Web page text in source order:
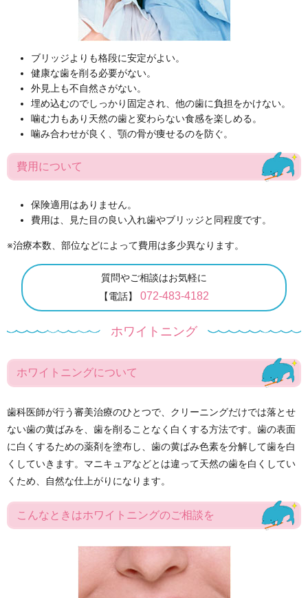
ブリッジよりも格段に安定がよい。
健康な歯を削る必要がない。
外見上も不自然さがない。
埋め込むのでしっかり固定され、他の歯に負担をかけない。
噛む力もあり天然の歯と変わらない食感を楽しめる。
噛み合わせが良く、顎の骨が痩せるのを防ぐ。
費用について
保険適用はありません。
費用は、見た目の良い入れ歯やブリッジと同程度です。
※治療本数、部位などによって費用は多少異なります。
質問やご相談はお気軽に
【電話】 072-483-4182
ホワイトニング
ホワイトニングについて
歯科医師が行う審美治療のひとつで、クリーニングだけでは落とせ
ない歯の黄ばみを、歯を削ることなく白くする方法です。歯の表面
に白くするための薬剤を塗布し、歯の黄ばみ色素を分解して歯を白
くしていきます。マニキュアなどとは違って天然の歯を白くしてい
くため、自然な仕上がりになります。
こんなときはホワイトニングのご相談を